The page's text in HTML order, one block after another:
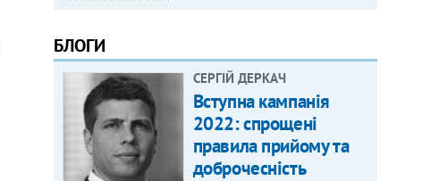
БЛОГИ
СЕРГІЙ ДЕРКАЧ
Вступна кампанія
2022: спрощені
правила прийому та
доброчесність